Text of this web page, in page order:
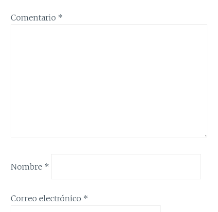
Comentario *
Nombre *
Correo electrónico *